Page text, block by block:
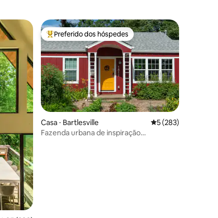
hóspedes Entre os melhores preferidos dos hóspedes
Preferido dos hóspedes
Casa ⋅ Bartlesville 5 de uma avaliação
5 (283)
Fazenda urbana de inspiração